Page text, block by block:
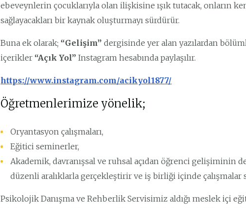
ebeveynlerin çocuklarıyla olan ilişkisine ışık tutacak, onların
sağlayacakları bir kaynak oluşturmayı sürdürür.
Buna ek olarak; “Gelişim” dergisinde yer alan yazılardan
içerikler “Açık Yol” Instagram hesabında paylaşılır.
https://www.instagram.com/acikyol1877/
Öğretmenlerimize yönelik;
Oryantasyon çalışmaları,
Eğitici seminerler,
Akademik, davranışsal ve ruhsal açıdan öğrenci
düzenli aralıklarla gerçekleştirir ve iş birliği içinde çalışmalar
Psikolojik Danışma ve Rehberlik Servisimiz aldığı meslek içi